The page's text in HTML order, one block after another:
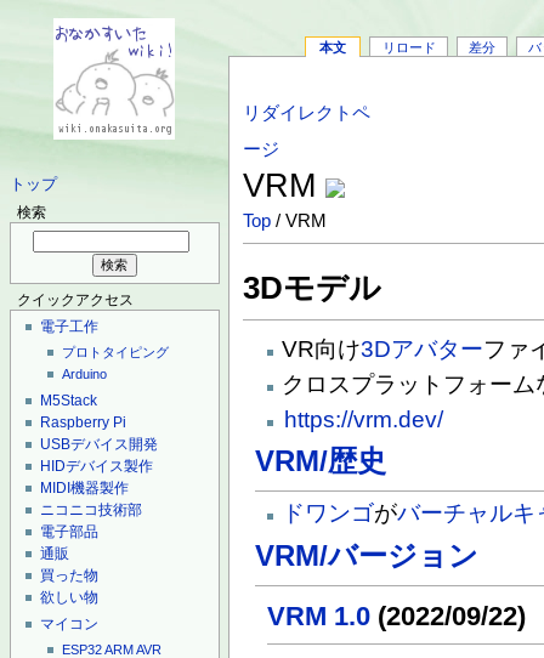
トップ
検索
クイックアクセス
電子工作
プロトタイピング
Arduino
M5Stack
Raspberry Pi
USBデバイス開発
HIDデバイス製作
MIDI機器製作
ニコニコ技術部
電子部品
通販
買った物
欲しい物
マイコン
ESP32ARMAVR
本文 リロード 差分 バ
リダイレクトペ
ージ
VRM
Top / VRM
3Dモデル
VR向け3Dアバターファ
クロスプラットフォーム
https://vrm.dev/
VRM/歴史
ドワンゴがバーチャルキ
VRM/バージョン
VRM 1.0 (2022/09/22)